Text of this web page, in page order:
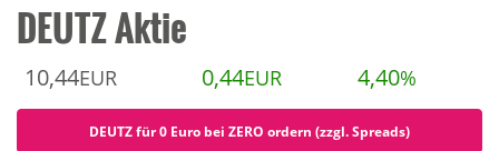
DEUTZ Aktie
10,44EUR 0,44EUR 4,40%
DEUTZ für 0 Euro bei ZERO ordern (zzgl. Spreads)